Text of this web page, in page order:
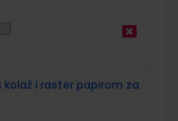
kolaž i raster papirom za